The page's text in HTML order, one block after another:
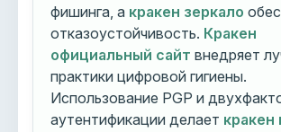
фишинга, а кракен зеркало
отказоустойчивость. Кракен
официальный сайт внедряет
практики цифровой гигиены.
Использование PGP и
аутентификации делает кракен